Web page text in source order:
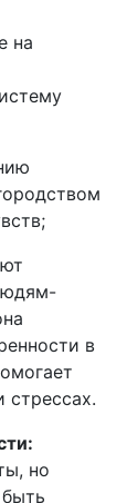
на
в
стрессах.
но